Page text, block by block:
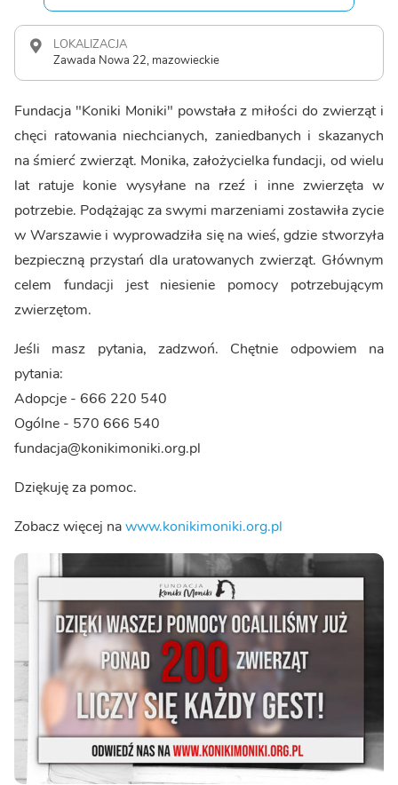
LOKALIZACJA
Zawada Nowa 22, mazowieckie
Fundacja "Koniki Moniki" powstała z miłości do zwierząt i
chęci ratowania niechcianych, zaniedbanych i skazanych
na śmierć zwierząt. Monika, założycielka fundacji, od wielu
lat ratuje konie wysyłane na rzeź i inne zwierzęta w
potrzebie. Podążając za swymi marzeniami zostawiła zycie
w Warszawie i wyprowadziła się na wieś, gdzie stworzyła
bezpieczną przystań dla uratowanych zwierząt. Głównym
celem fundacji jest niesienie pomocy potrzebującym
zwierzętom.
Jeśli masz pytania, zadzwoń. Chętnie odpowiem na
pytania:
Adopcje - 666 220 540
Ogólne - 570 666 540
fundacja@konikimoniki.org.pl
Dziękuję za pomoc.
Zobacz więcej nawww.konikimoniki.org.pl